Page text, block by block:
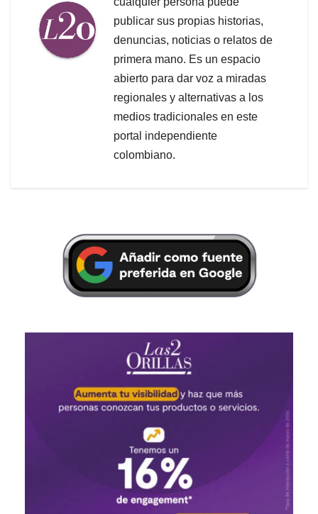
publicar sus propias historias,
denuncias, noticias o relatos de
primera mano. Es un espacio
abierto para dar voz a miradas
regionales y alternativas a los
medios tradicionales en este
portal independiente
colombiano.